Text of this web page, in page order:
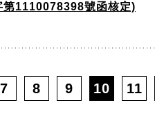
第1110078398號函核定)
7 8 9 10 11